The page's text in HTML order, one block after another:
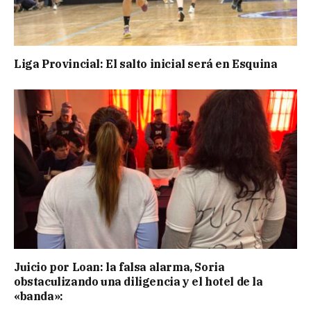
Liga Provincial: El salto inicial será en Esquina
Juicio por Loan: la falsa alarma, Soria
obstaculizando una diligencia y el hotel de la
«banda»: